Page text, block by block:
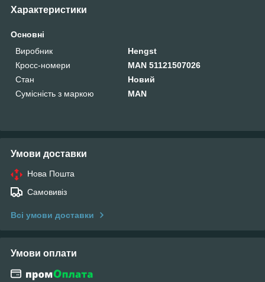
Характеристики
Основні
Виробник
Hengst
Кросс-номери
MAN 51121507026
Стан
Новий
Сумісність з маркою
MAN
Умови доставки
Нова Пошта
Самовивіз
Всі умови доставки
Умови оплати